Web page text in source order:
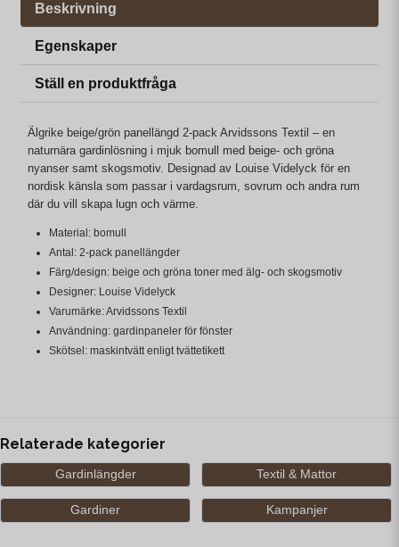
Beskrivning
Egenskaper
Ställ en produktfråga
Älgrike beige/grön panellängd 2-pack Arvidssons Textil – en
naturnära gardinlösning i mjuk bomull med beige- och gröna
nyanser samt skogsmotiv. Designad av Louise Videlyck för en
nordisk känsla som passar i vardagsrum, sovrum och andra rum
där du vill skapa lugn och värme.
Material: bomull
Antal: 2-pack panellängder
Färg/design: beige och gröna toner med älg- och skogsmotiv
Designer: Louise Videlyck
Varumärke: Arvidssons Textil
Användning: gardinpaneler för fönster
Skötsel: maskintvätt enligt tvättetikett
Relaterade kategorier
Gardinlängder Textil & Mattor
Gardiner Kampanjer